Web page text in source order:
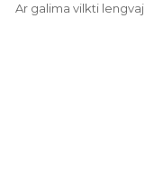
Ar galima vilkti